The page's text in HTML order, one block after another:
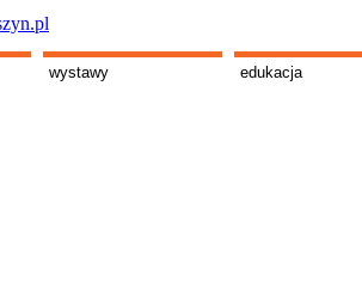
wystawy edukacja